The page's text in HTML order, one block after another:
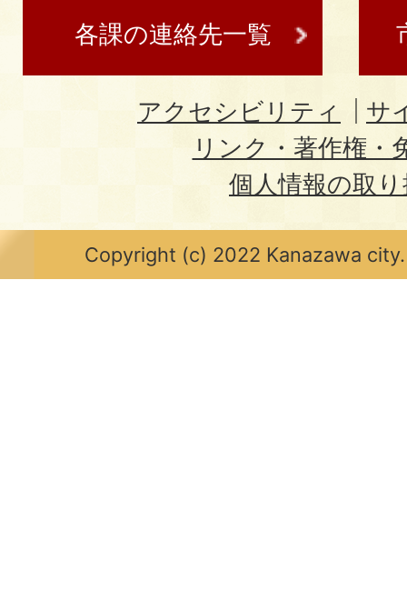
各課の連絡先一覧
アクセシビリティ
サ
リンク・著作権・
個人情報の取
Copyright (c) 2022 Kanazawa